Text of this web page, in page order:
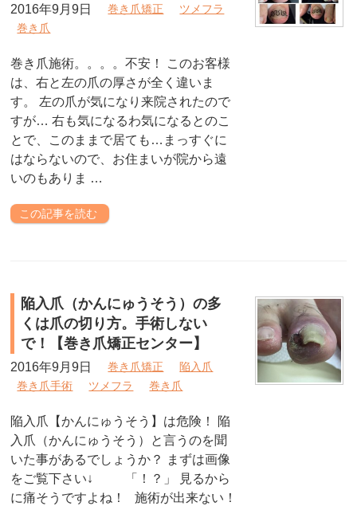
2016年9月9日 巻き爪矯正
ツメフラ
巻き爪
巻き爪施術。。。。不安！ このお客様
は、右と左の爪の厚さが全く違いま
す。 左の爪が気になり来院されたので
すが… 右も気になるわ気になるとのこ
とで、このままで居ても…まっすぐに
はならないので、お住まいが院から遠
いのもありま …
この記事を読む
陥入爪（かんにゅうそう）の多
くは爪の切り方。手術しない
で！【巻き爪矯正センター】
2016年9月9日 巻き爪矯正
陥入爪
巻き爪手術
ツメフラ 巻き爪
陥入爪【かんにゅうそう】は危険！ 陥
入爪（かんにゅうそう）と言うのを聞
いた事があるでしょうか？ まずは画像
をご覧下さい↓ 「！？」 見るから
に痛そうですよね！ 施術が出来ない！